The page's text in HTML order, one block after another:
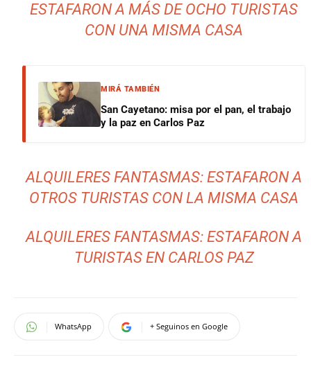
ESTAFARON A MÁS DE OCHO TURISTAS
CON UNA MISMA CASA
MIRÁ TAMBIÉN
San Cayetano: misa por el pan, el trabajo
y la paz en Carlos Paz
ALQUILERES FANTASMAS: ESTAFARON A
OTROS TURISTAS CON LA MISMA CASA
ALQUILERES FANTASMAS: ESTAFARON A
TURISTAS EN CARLOS PAZ
WhatsApp + Seguinos en Google